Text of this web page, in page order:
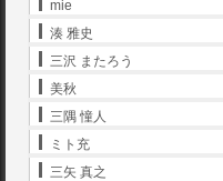
mie
湊 雅史
三沢 またろう
美秋
三隅 憧人
ミト充
三矢 真之